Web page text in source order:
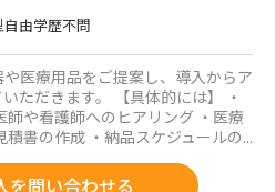
自由学歴不問
医療用品をご提案し、導入からア
ただきます。 【具体的には】 ・
や看護師へのヒアリング ・医療
書の作成 ・納品スケジュールの...
を問い合わせる